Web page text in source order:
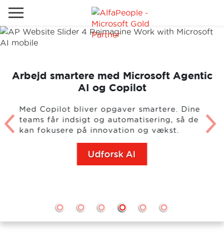
Arbejd smartere med Microsoft Agentic
AI og Copilot
Med Copilot bliver opgaver smartere. Dine
teams får indsigt og automatisering, så de
kan fokusere på innovation og vækst.
Udforsk AI
Løsninger
Brancher
Kunder
Gå til det lokale websted
Canada
Schweiz